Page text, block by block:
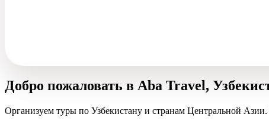
Добро пожаловать в Aba Travel,
Организуем туры по Узбекистану и странам Центральной